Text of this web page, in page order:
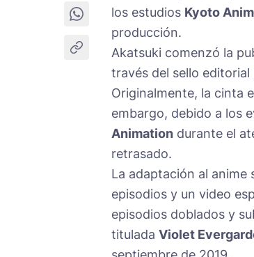
los estudios Kyoto
producción.
Akatsuki comenzó la
través del sello editorial
Originalmente, la cinta
embargo, debido a los
Animation durante el
retrasado.
La adaptación al anime
episodios y un video
episodios doblados y
titulada Violet